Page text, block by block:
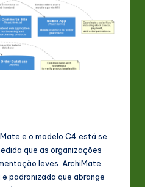
e o modelo C4 está se
que as organizações
leves. ArchiMate
padronizada que abrange